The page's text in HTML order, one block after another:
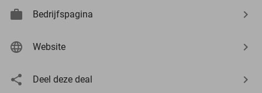
Bedrijfspagina
Website
Deel deze deal